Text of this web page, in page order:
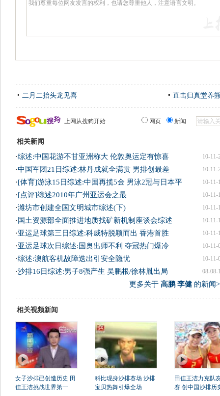
二月二抬头龙见喜 直击归真堂养
上网从搜狗开始 网页 新闻
相关新闻
10-11-
·综述:中国花游不甘亚洲称大 伦敦奥运定有惊喜
10-11-
·中国军团21日综述:林丹成就全满贯 男排创最差
10-11-
·[体育]游泳15日综述:中国再揽5金 男泳2冠与日本平
10-11-
·[点评]综述2010年广州亚运会之最
10-11-
·潍坊市创建全国文明城市综述(下)
10-11-
· 国土资源部全面推进地质找矿新机制座谈会综述
10-11-
·亚运足球第三日综述:科威特脱颖而出 香港首胜
10-11-
·亚运足球次日综述:国奥出师不利 夺冠热门爆冷
10-11-
·综述:澳航客机故障迭出引安全隐忧
08-08-
·沙排16日综述:男子8强产生 吴鹏根/徐林胤出局
更多关于 高鹏 李健的新闻
相关视频新闻
女子沙排已创造历史 田
佳王洁挑战世界第一
科比现身沙排赛场 沙排
宝贝热舞引爆全场
田佳王洁力克队
赛 创中国沙排历